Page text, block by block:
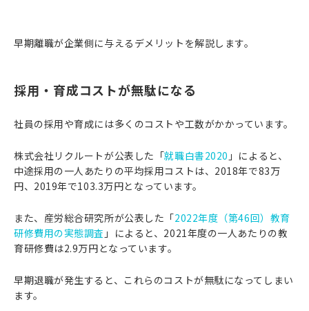
早期離職が企業側に与えるデメリットを解説します。
採用・育成コストが無駄になる
社員の採用や育成には多くのコストや工数がかかっています。
株式会社リクルートが公表した「就職白書2020 」によると、
中途採用の一人あたりの平均採用コストは、2018年で83万
円、2019年で103.3万円となっています。
また、産労総合研究所が公表した「2022年度（第46回）教育
研修費用の実態調査 」によると、2021年度の一人あたりの教
育研修費は2.9万円となっています。
早期退職が発生すると、これらのコストが無駄になってしまい
ます。